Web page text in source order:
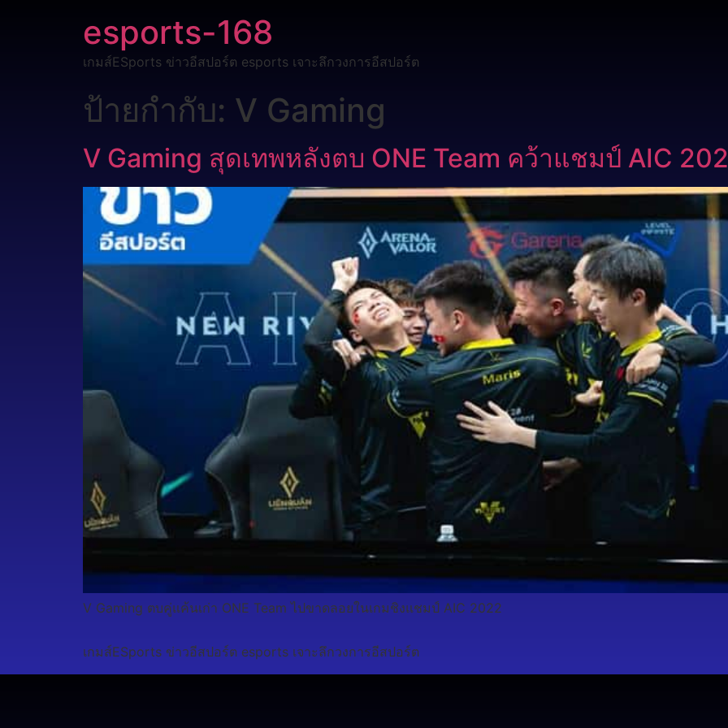
esports-168
เกมส์ESports ข่าวอีสปอร์ต esports เจาะลึกวงการอีสปอร์ต
ป้ายกำกับ: V Gaming
V Gaming สุดเทพหลังตบ ONE Team คว้าแชมป์ AIC
V Gaming ตบคู่แค้นเก่า ONE Team ไปขาดลอยในเกมชิงแชมป์ AIC 2022
เกมส์ESports ข่าวอีสปอร์ต esports เจาะลึกวงการอีสปอร์ต